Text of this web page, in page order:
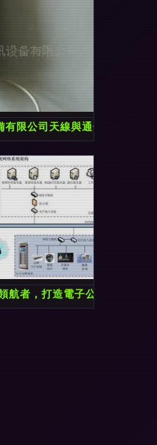
經門戶
資訊
有限公司天線與通信傳輸設備
析
航者，打造電子公交站牌最優